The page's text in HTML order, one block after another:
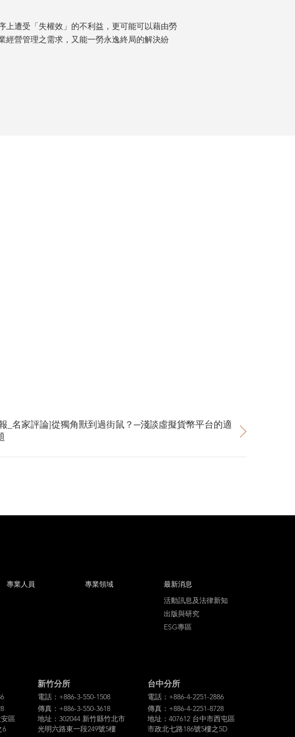
上遭受「失權效」的不利益，更可能可以藉由勞
經營管理之需求，又能一勞永逸終局的解決紛
_名家評論]從獨角獸到過街鼠？─淺談虛擬貨幣平台的適
專業人員 專業領域 最新消息
活動訊息及法律新知
出版與研究
ESG專區
區
6
新竹分所
電話：+886-3-550-1508
傳真：+886-3-550-3618
地址：302044 新竹縣竹北市
光明六路東一段249號5樓
台中分所
電話：+886-4-2251-2886
傳真：+886-4-2251-8728
地址：407612 台中市西屯區
市政北七路186號5樓之5D